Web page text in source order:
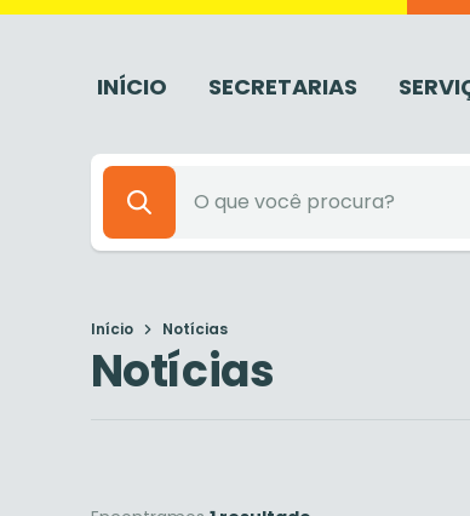
INÍCIO SECRETARIAS
Início Notícias
Notícias